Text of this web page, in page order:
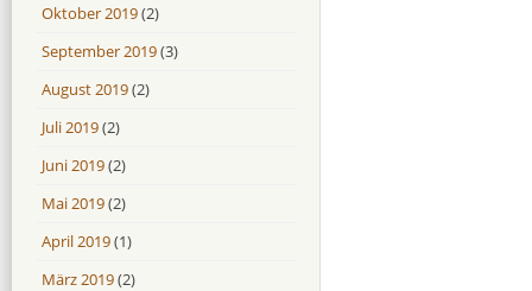
Oktober 2019(2)
September 2019(3)
August 2019(2)
Juli 2019(2)
Juni 2019(2)
Mai 2019(2)
April 2019(1)
März 2019(2)